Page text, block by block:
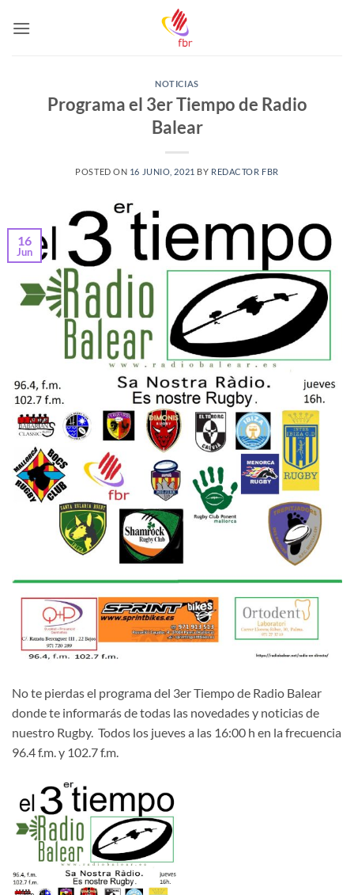
NOTICIAS
Programa el 3er Tiempo de Radio
Balear
POSTED ON 16 JUNIO, 2021 BY REDACTOR FBR
16
Jun
No te pierdas el programa del 3er Tiempo de Radio Balear
donde te informarás de todas las novedades y noticias de
nuestro Rugby. Todos los jueves a las 16:00 h en la frecuencia
96.4 f.m. y 102.7 f.m.